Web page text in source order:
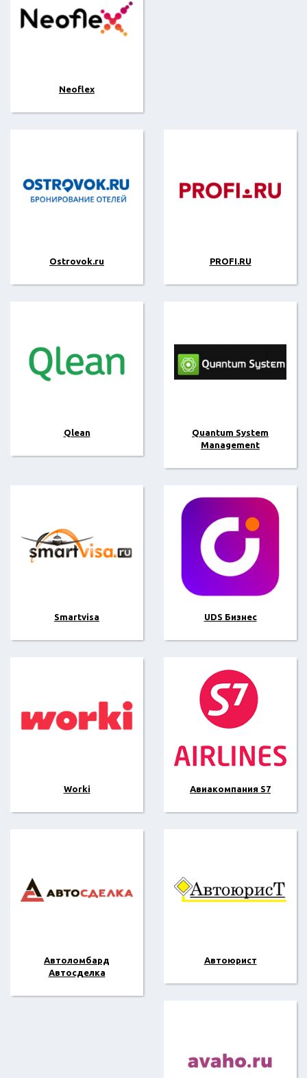
Neoflex
Ostrovok.ru PROFI.RU
Qlean
Quantum System
Management
Smartvisa UDS Бизнес
Worki Авиакомпания S7
Автоломбард
Автосделка
Автоюрист